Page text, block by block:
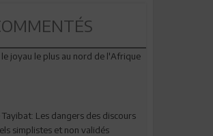
le joyau le plus au nord de l'Afrique
Les dangers des discours
simplistes et non validés